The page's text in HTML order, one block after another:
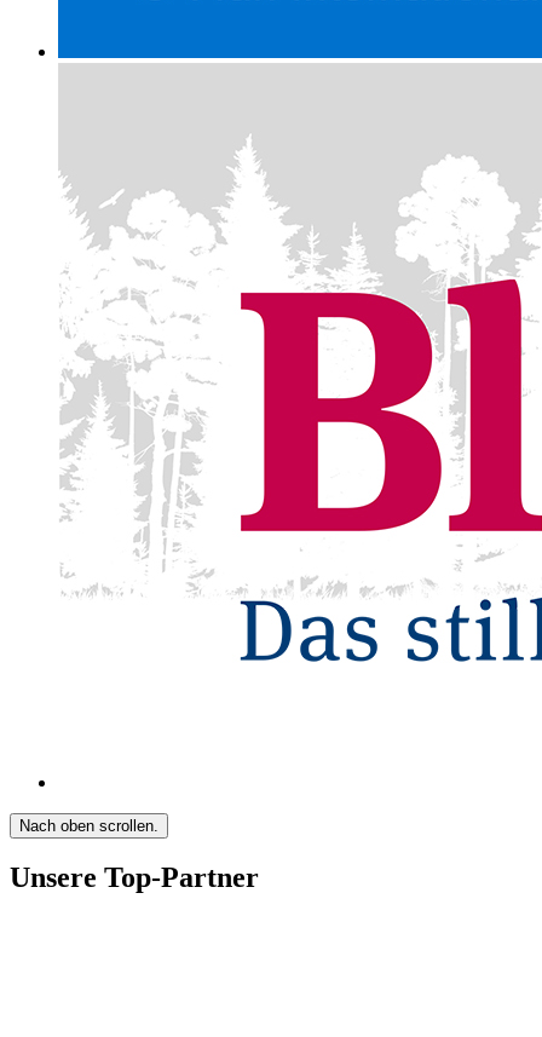
Nach oben scrollen.
Unsere Top-Partner